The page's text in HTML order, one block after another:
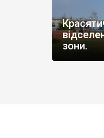
зони.